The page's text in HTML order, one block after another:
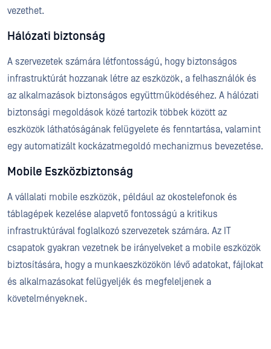
vezethet.
Hálózati biztonság
A szervezetek számára létfontosságú, hogy biztonságos
infrastruktúrát hozzanak létre az eszközök, a felhasználók és
az alkalmazások biztonságos együttműködéséhez. A hálózati
biztonsági megoldások közé tartozik többek között az
eszközök láthatóságának felügyelete és fenntartása, valamint
egy automatizált kockázatmegoldó mechanizmus bevezetése.
Mobile Eszközbiztonság
A vállalati mobile eszközök, például az okostelefonok és
táblagépek kezelése alapvető fontosságú a kritikus
infrastruktúrával foglalkozó szervezetek számára. Az IT
csapatok gyakran vezetnek be irányelveket a mobile eszközök
biztosítására, hogy a munkaeszközökön lévő adatokat, fájlokat
és alkalmazásokat felügyeljék és megfeleljenek a
követelményeknek.